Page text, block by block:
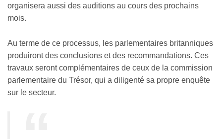
organisera aussi des auditions au cours des prochains
mois.
Au terme de ce processus, les parlementaires britanniques
produiront des conclusions et des recommandations. Ces
travaux seront complémentaires de ceux de la commission
parlementaire du Trésor, qui a diligenté sa propre enquête
sur le secteur.